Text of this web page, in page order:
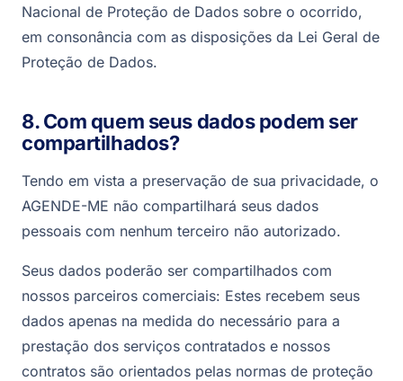
Nacional de Proteção de Dados sobre o ocorrido,
em consonância com as disposições da Lei Geral de
Proteção de Dados.
8. Com quem seus dados podem ser
compartilhados?
Tendo em vista a preservação de sua privacidade, o
AGENDE-ME não compartilhará seus dados
pessoais com nenhum terceiro não autorizado.
Seus dados poderão ser compartilhados com
nossos parceiros comerciais: Estes recebem seus
dados apenas na medida do necessário para a
prestação dos serviços contratados e nossos
contratos são orientados pelas normas de proteção